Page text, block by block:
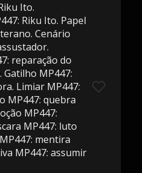
Ito.
Riku Ito. Papel
Cenário
reparação do
MP447:
Limiar MP447:
MP447: quebra
MP447:
MP447: luto
mentira
MP447: assumir